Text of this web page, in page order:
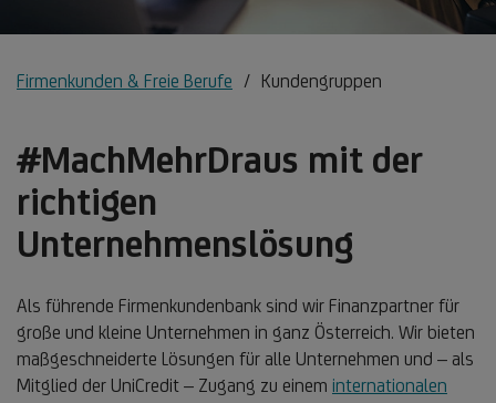
Firmenkunden & Freie Berufe Kundengruppen
#MachMehrDraus mit der
richtigen
Unternehmenslösung
Als führende Firmenkundenbank sind wir Finanzpartner für
große und kleine Unternehmen in ganz Österreich. Wir bieten
maßgeschneiderte Lösungen für alle Unternehmen und – als
Mitglied der UniCredit – Zugang zu einem internationalen